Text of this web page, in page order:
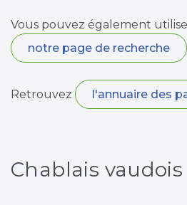
Vous pouvez également
notre page de recherche
Retrouvez l'annuaire des
Chablais vaudois